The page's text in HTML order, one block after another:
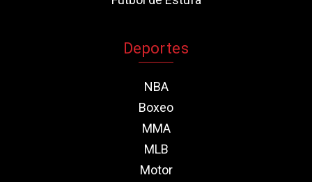
Deportes
NBA
Boxeo
MMA
MLB
Motor